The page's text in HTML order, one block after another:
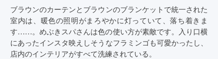
ブラウンのカーテンとブラウンのブランケットで統一された
室内は、暖色の照明がまろやかに灯っていて、落ち着きま
す……。めぶきスパさんは色の使い方が素敵です。入り口横
にあったインスタ映えしそうなフラミンゴも可愛かったし、
店内のインテリアがすべて洗練されている。